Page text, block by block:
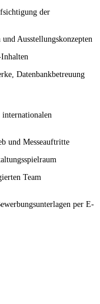
der
Ausstellungskonzepten
Datenbankbetreuung
und Messeauftritte
Team
per E-